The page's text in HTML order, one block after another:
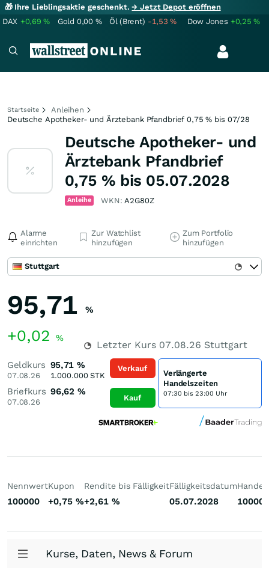
🎁 Ihre Lieblingsaktie geschenkt.→ Jetzt Depot eröffnen
DAX +0,69% Gold 0,00 % Öl (Brent) -1,53% Dow Jones +0,25%
Startseite
Anleihen
Deutsche Apotheker- und Ärztebank Pfandbrief 0,75 % bis 07/28
Deutsche Apotheker- und
Ärztebank Pfandbrief
0,75 % bis 05.07.2028
Anleihe WKN:A2G80Z
Alarme
einrichten
Zur Watchlist
hinzufügen
Zum Portfolio
hinzufügen
Stuttgart
95,71 %
+0,02 %
Letzter Kurs 07.08.26 Stuttgart
Geldkurs
07.08.26
95,71 %
1.000.000STK
Briefkurs
07.08.26
96,62 %
Verkauf
Kauf
Verlängerte
Handelszeiten
07:30 bis 23:00 Uhr
Nennwert
100000
Kupon
+0,75 %
Rendite bis Fälligkeit
+2,61 %
Fälligkeitsdatum
05.07.2028 100000
Kurse, Daten, News & Forum